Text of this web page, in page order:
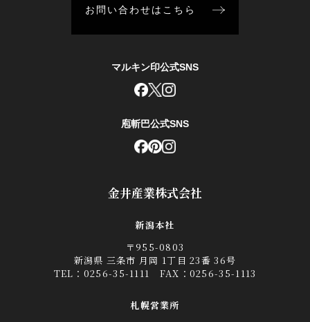
金井産業株式会社
新潟本社
〒955-0803
新潟県 三条市 月岡 1丁目 23番 36号
TEL： 0256-35-1111 FAX：0256-35-1113
札幌営業所
お問い合わせはこちら
マルキン印公式SNS
庖斬巴公式SNS